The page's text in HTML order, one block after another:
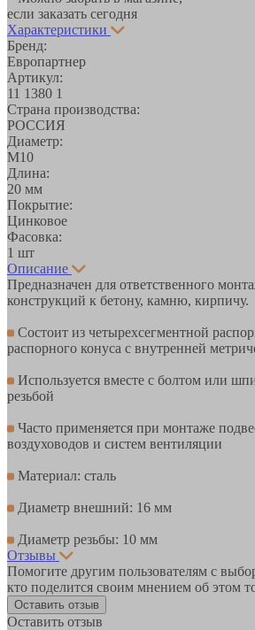
если заказать сегодня
Характеристики
Бренд:
Европартнер
Артикул:
11 1380 1
Страна производства:
РОССИЯ
Диаметр:
М10
Длина:
20 мм
Покрытие:
Цинковое
Фасовка:
1 шт
Описание
Предназначен для ответственного
конструкций к бетону, камню, кирпичу.
Состоит из четырехсегментной
распорного конуса с внутренней
Используется вместе с болтом или
резьбой
Часто применяется при монтаже
воздуховодов и систем вентиляции
Материал: сталь
Диаметр внешний: 16 мм
Диаметр резьбы: 10 мм
Отзывы
Помогите другим пользователям с
кто поделится своим мнением об этом
Оставить отзыв
Оставить отзыв